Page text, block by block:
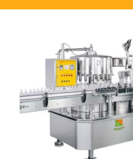
PINUNO NG
AT SOYMILK